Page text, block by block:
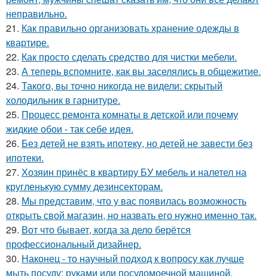
неправильно.
21. Как правильно организовать хранение одежды в
квартире.
22. Как просто сделать средство для чистки мебели.
23. А теперь вспомните, как вы заселялись в общежитие.
24. Такого, вы точно никогда не видели: скрытый
холодильник в гарнитуре.
25. Процесс ремонта комнаты в детской или почему
жидкие обои - так себе идея.
26. Без детей не взять ипотеку, но детей не завести без
ипотеки.
27. Хозяин принёс в квартиру БУ мебель и налетел на
кругленькую сумму дезинсекторам.
28. Мы представим, что у вас появилась возможность
открыть свой магазин, но назвать его нужно именно так.
29. Вот что бывает, когда за дело берётся
профессиональный дизайнер.
30. Наконец - то научный подход к вопросу как лучше
мыть посуду: руками или посудомоечной машиной.